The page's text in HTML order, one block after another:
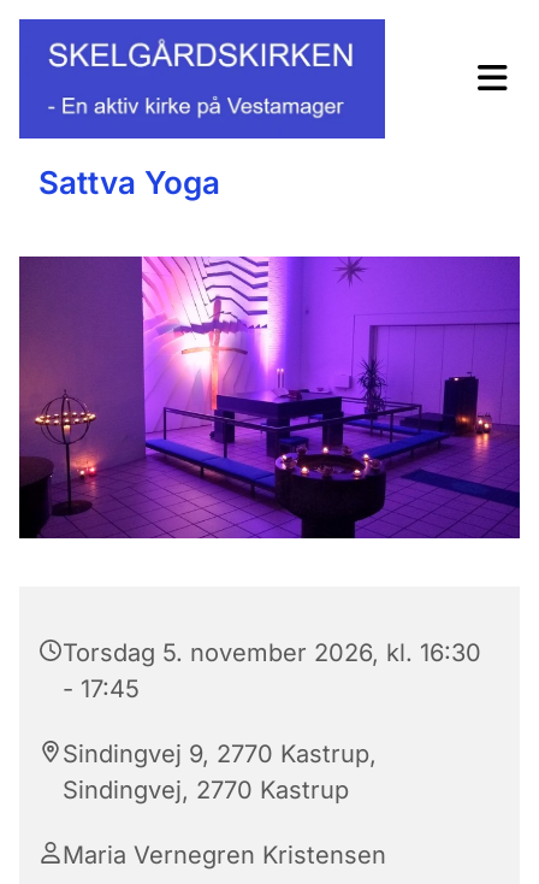
Sattva Yoga
Torsdag 5. november 2026, kl. 16:30
- 17:45
Sindingvej 9, 2770 Kastrup,
Sindingvej, 2770 Kastrup
Maria Vernegren Kristensen